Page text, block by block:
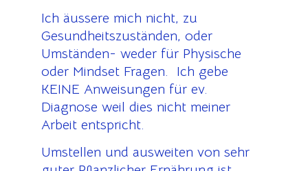
Ich äussere mich nicht, zu
Gesundheitszuständen, oder
Umständen- weder für Physische
oder Mindset Fragen. Ich gebe
KEINE Anweisungen für ev.
Diagnose weil dies nicht meiner
Arbeit entspricht.
Umstellen und ausweiten von sehr